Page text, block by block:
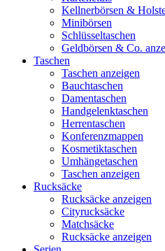
Kellnerbörsen &
Minibörsen
Schlüsseltaschen
Geldbörsen & Co.
Taschen
Taschen anzeigen
Bauchtaschen
Damentaschen
Handgelenktaschen
Herrentaschen
Konferenzmappen
Kosmetiktaschen
Umhängetaschen
Taschen anzeigen
Rucksäcke
Rucksäcke anzeigen
Cityrucksäcke
Matchsäcke
Rucksäcke anzeigen